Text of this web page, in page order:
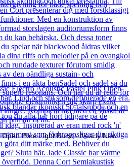
Pore Light Burst - Nearly New